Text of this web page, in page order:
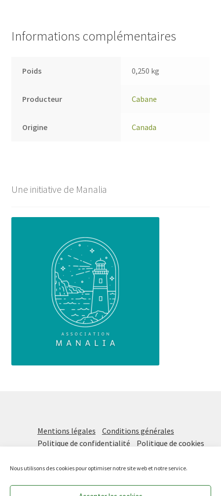
Nous utilisons des cookies pour optimiser notre site web et notre service.
Informations complémentaires
Poids 0,250 kg
Producteur Cabane
Origine Canada
Une initiative de Manalia
Mentions légales
Conditions générales
Politique de confidentialité
Politique de cookies